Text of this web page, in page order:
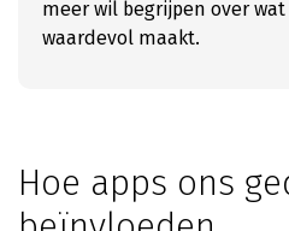
meer wil begrijpen over
waardevol maakt.
Hoe apps ons